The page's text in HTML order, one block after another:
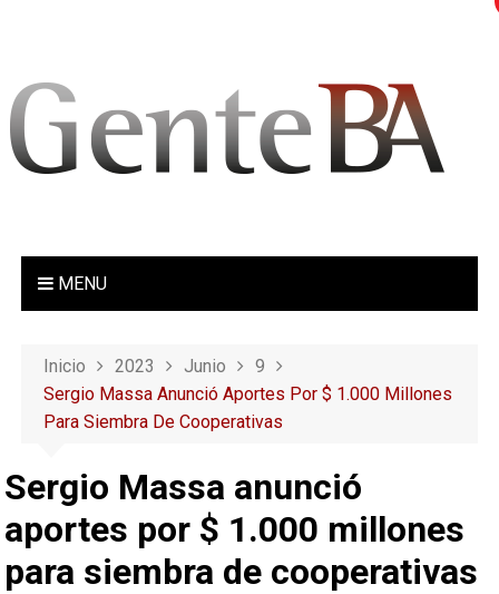
MENU
Inicio 2023 Junio
9
Sergio Massa Anunció Aportes Por $ 1.000 Millones
Para Siembra De Cooperativas
Sergio Massa anunció
aportes por $ 1.000 millones
para siembra de cooperativas